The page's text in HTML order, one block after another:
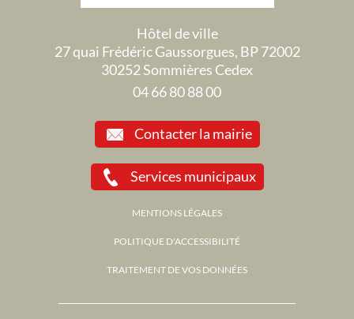
Hôtel de ville
27 quai Frédéric Gaussorgues, BP 72002
30252 Sommières Cedex
04 66 80 88 00
Contacter la mairie
Services municipaux
MENTIONS LÉGALES
POLITIQUE D'ACCESSIBILITÉ
TRAITEMENT DE VOS DONNÉES